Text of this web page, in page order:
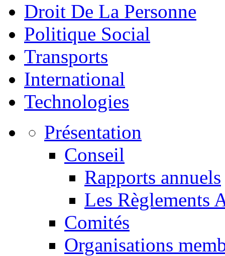
Droit De La Personne
Politique Social
Transports
International
Technologies
Présentation
Conseil
Rapports annuels
Les Règlements
Comités
Organisations